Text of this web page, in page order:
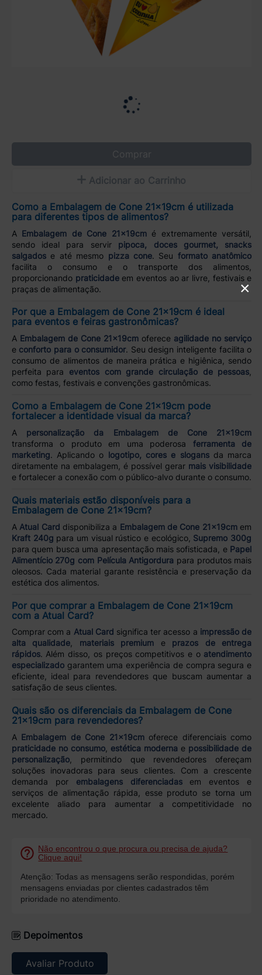
Comprar
Adicionar ao Carrinho
Como a Embalagem de Cone 21x19cm é utilizada
para diferentes tipos de alimentos?
A Embalagem de Cone 21x19cmé extremamente versátil,
sendo ideal para servir pipoca, doces gourmet, snacks
salgadose até mesmo pizza cone. Seu formato anatômico
facilita o consumo e o transporte dos alimentos,
proporcionando praticidadeem eventos ao ar livre, festivais e
praças de alimentação.
Por que a Embalagem de Cone 21x19cm é ideal
para eventos e feiras gastronômicas?
A Embalagem de Cone 21x19cm oferece agilidade no serviço
e conforto para o consumidor. Seu design inteligente facilita o
consumo de alimentos de maneira prática e higiênica, sendo
perfeita para eventos com grande circulação de pessoas
como festas, festivais e convenções gastronômicas.
Como a Embalagem de Cone 21x19cm pode
fortalecer a identidade visual da marca?
A personalização da Embalagem de Cone 21x19cm
transforma o produto em uma poderosa ferramenta de
marketing. Aplicando o logotipo, cores e slogansda marca
diretamente na embalagem, é possível gerar mais visibilidade
e fortalecer a conexão com o público-alvo durante o consumo.
Quais materiais estão disponíveis para a
Embalagem de Cone 21x19cm?
A Atual Card disponibiliza a Embalagem de Cone 21x19cmem
Kraft 240g para um visual rústico e ecológico, Supremo 300g
para quem busca uma apresentação mais sofisticada, e Papel
Alimentício 270g com Película Antigordura para produtos mais
oleosos. Cada material garante resistência e preservação da
estética dos alimentos.
Por que comprar a Embalagem de Cone 21x19cm
com a Atual Card?
Comprar com a Atual Card significa ter acesso a impressão de
alta qualidade, materiais premium e prazos de entrega
rápidos. Além disso, os preços competitivos e o atendimento
especializadogarantem uma experiência de compra segura e
eficiente, ideal para revendedores que buscam aumentar a
satisfação de seus clientes.
Quais são os diferenciais da Embalagem de Cone
21x19cm para revendedores?
A Embalagem de Cone 21x19cmoferece diferenciais como
praticidade no consumo, estética moderna e possibilidade de
personalização, permitindo que revendedores ofereçam
soluções inovadoras para seus clientes. Com a crescente
demanda por embalagens diferenciadasem eventos e
serviços de alimentação rápida, esse produto se torna um
excelente aliado para aumentar a competitividade no
mercado.
Não encontrou o que procura ou precisa de ajuda?
Clique aqui!
Atenção: Todas as mensagens serão respondidas, porém
mensagens enviadas por clientes cadastrados têm
prioridade no atendimento.
Depoimentos
Avaliar Produto
×